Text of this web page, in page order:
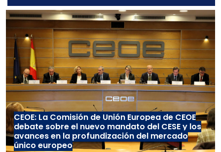
CEOE: La Comisión de Unión Europea de CEOE
debate sobre el nuevo mandato del CESE y los
avances en la profundización del mercado
único europeo